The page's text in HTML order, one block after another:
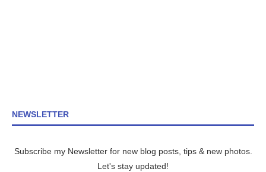
NEWSLETTER
Subscribe my Newsletter for new blog posts, tips & new photos.
Let's stay updated!